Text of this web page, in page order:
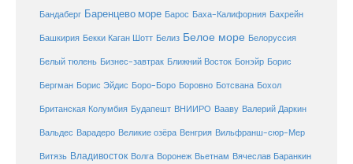
Бандаберг Баренцево море Барос Баха-Калифорния Бахрейн
Башкирия Бекки Каган Шотт Белиз Белое море Белоруссия
Белый тюлень Бизнес-завтрак Ближний Восток Бонэйр Борис
Бергман Борис Эйдис Боро-Боро Боровно Ботсвана Бохол
Британская Колумбия Будапешт ВНИИРО Вааву Валерий Даркин
Вальдес Варадеро Великие озёра Венгрия Вильфранш-сюр-Мер
Витязь Владивосток Волга Воронеж Вьетнам Вячеслав Баранкин